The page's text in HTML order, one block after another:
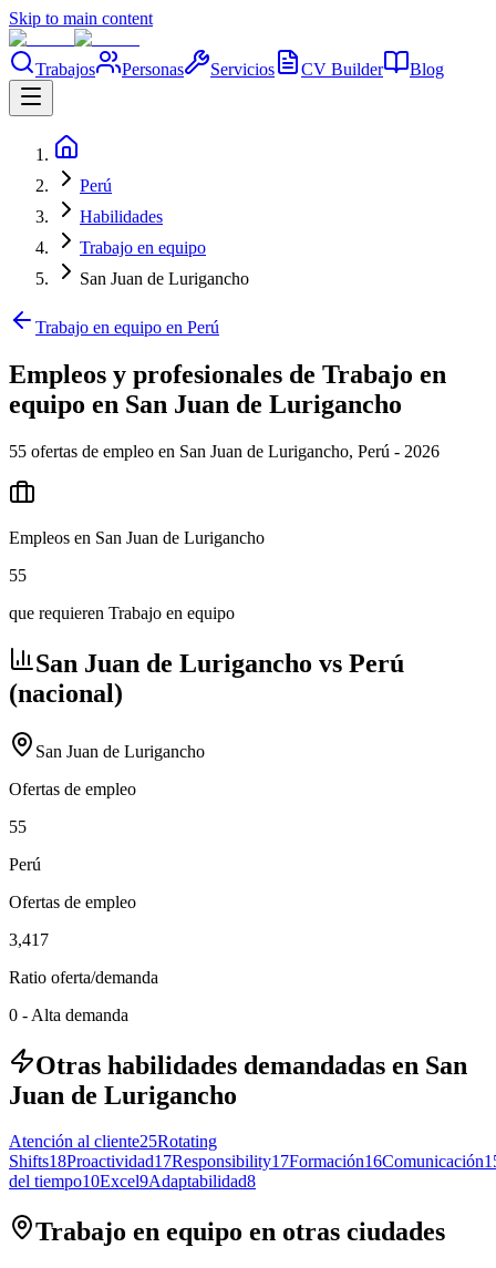
Skip to main content
Trabajos Personas Servicios CV Builder Blog
Perú
Habilidades
Trabajo en equipo
San Juan de Lurigancho
Trabajo en equipo en Perú
Empleos y profesionales de Trabajo en
equipo en San Juan de Lurigancho
55 ofertas de empleo en San Juan de Lurigancho, Perú - 2026
Empleos en San Juan de Lurigancho
55
que requieren Trabajo en equipo
San Juan de Lurigancho vs Perú
(nacional)
San Juan de Lurigancho
Ofertas de empleo
55
Perú
Ofertas de empleo
3,417
Ratio oferta/demanda
0 - Alta demanda
Otras habilidades demandadas en San
Juan de Lurigancho
Atención al cliente25Rotating
Shifts18Proactividad17Responsibility17Formación16Comunicación
del tiempo10Excel9Adaptabilidad8
Trabajo en equipo en otras ciudades